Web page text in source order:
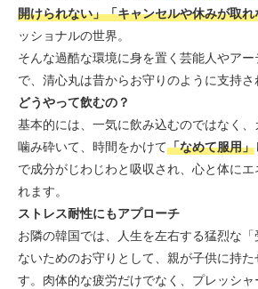
開けられない」「キャンセルや休みが取
ッショナルの世界。
そんな過酷な環境に身を置く芸能人やア
で、清心丸は昔からお守りのように支持さ
どうやって飲むの？
基本的には、一気に飲み込むのではなく
噛み砕いて、時間をかけて「なめて服用」
で成分がじわじわと吸収され、心と体にエ
れます。
ストレス耐性にもアプローチ
お隣の韓国では、人生を左右する猛烈な
ないためのお守りとして、親が子供に持
す。肉体的な疲労だけでなく、プレッシ